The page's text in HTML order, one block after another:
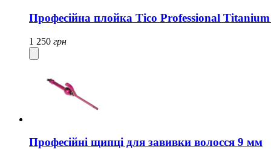
Професійна плойка Tico Professional
1 250 грн
Професійні щипці для завивки волосся 9 мм